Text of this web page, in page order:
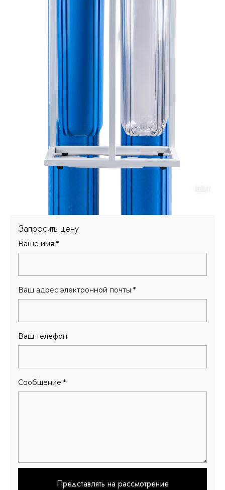
Запросить цену
Ваше имя *
Ваш адрес электронной почты *
Ваш телефон
Сообщение *
Представлять на рассмотрение